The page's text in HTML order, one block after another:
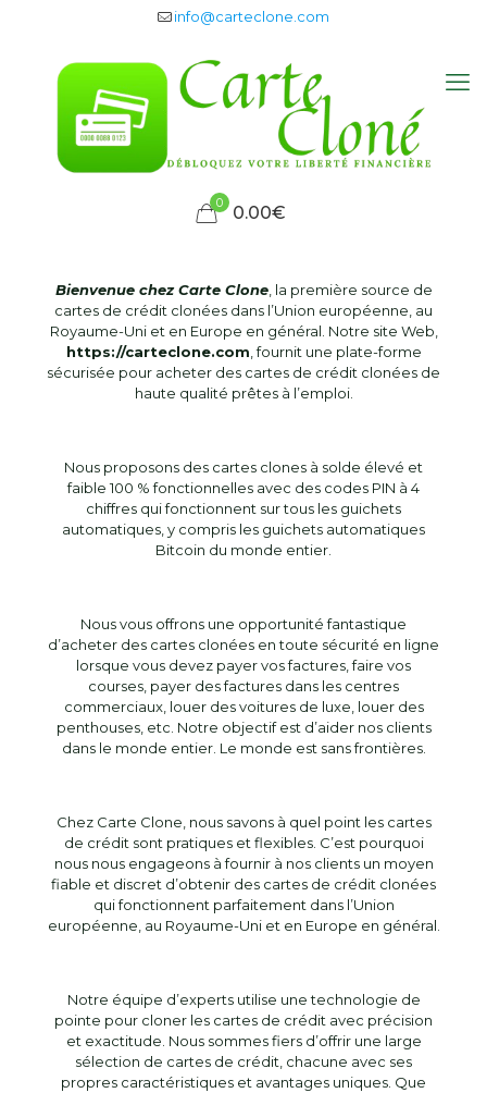
info@carteclone.com
0 0.00€
Bienvenue chez Carte Clone, la première source de
cartes de crédit clonées dans l’Union européenne, au
Royaume-Uni et en Europe en général. Notre site Web,
https://carteclone.com , fournit une plate-forme
sécurisée pour acheter des cartes de crédit clonées de
haute qualité prêtes à l’emploi.
Nous proposons des cartes clones à solde élevé et
faible 100 % fonctionnelles avec des codes PIN à 4
chiffres qui fonctionnent sur tous les guichets
automatiques, y compris les guichets automatiques
Bitcoin du monde entier.
Nous vous offrons une opportunité fantastique
d’acheter des cartes clonées en toute sécurité en ligne
lorsque vous devez payer vos factures, faire vos
courses, payer des factures dans les centres
commerciaux, louer des voitures de luxe, louer des
penthouses, etc. Notre objectif est d’aider nos clients
dans le monde entier. Le monde est sans frontières.
Chez Carte Clone, nous savons à quel point les cartes
de crédit sont pratiques et flexibles. C’est pourquoi
nous nous engageons à fournir à nos clients un moyen
fiable et discret d’obtenir des cartes de crédit clonées
qui fonctionnent parfaitement dans l’Union
européenne, au Royaume-Uni et en Europe en général.
Notre équipe d’experts utilise une technologie de
pointe pour cloner les cartes de crédit avec précision
et exactitude. Nous sommes fiers d’offrir une large
sélection de cartes de crédit, chacune avec ses
propres caractéristiques et avantages uniques. Que